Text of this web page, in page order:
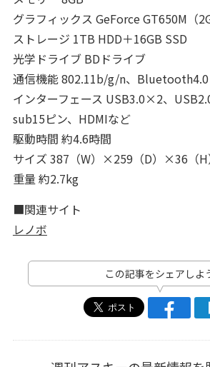
グラフィックス GeForce GT650M（
ストレージ 1TB HDD＋16GB SSD
光学ドライブ BDドライブ
通信機能 802.11b/g/n、Bluetooth4.0
インターフェース USB3.0×2、
sub15ピン、HDMIなど
駆動時間 約4.6時間
サイズ 387（W）×259（D）×36（
重量 約2.7kg
■関連サイト
レノボ
この記事をシェアしよ